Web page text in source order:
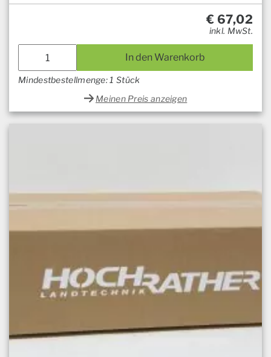
€ 67,02
inkl. MwSt.
In den Warenkorb
Mindestbestellmenge: 1 Stück
Meinen Preis anzeigen